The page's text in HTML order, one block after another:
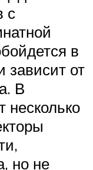
с
в
зависит от
В
несколько
но не